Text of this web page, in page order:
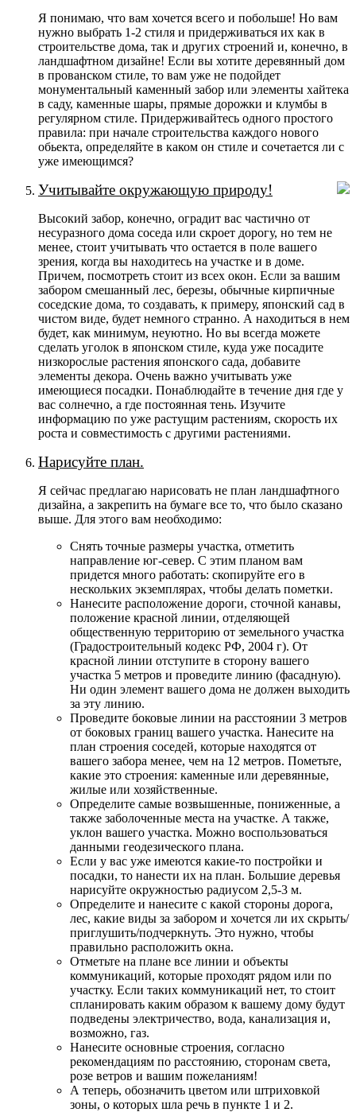
Я понимаю, что вам хочется всего и побольше! Но вам
нужно выбрать 1-2 стиля и придерживаться их как в
строительстве дома, так и других строений и, конечно, в
ландшафтном дизайне! Если вы хотите деревянный дом
в прованском стиле, то вам уже не подойдет
монументальный каменный забор или элементы хайтека
в саду, каменные шары, прямые дорожки и клумбы в
регулярном стиле. Придерживайтесь одного простого
правила: при начале строительства каждого нового
обьекта, определяйте в каком он стиле и сочетается ли с
уже имеющимся?
Учитывайте окружающую природу!
Высокий забор, конечно, оградит вас частично от
несуразного дома соседа или скроет дорогу, но тем не
менее, стоит учитывать что остается в поле вашего
зрения, когда вы находитесь на участке и в доме.
Причем, посмотреть стоит из всех окон. Если за вашим
забором смешанный лес, березы, обычные кирпичные
соседские дома, то создавать, к примеру, японский сад в
чистом виде, будет немного странно. А находиться в нем
будет, как минимум, неуютно. Но вы всегда можете
сделать уголок в японском стиле, куда уже посадите
низкорослые растения японского сада, добавите
элементы декора. Очень важно учитывать уже
имеющиеся посадки. Понаблюдайте в течение дня где у
вас солнечно, а где постоянная тень. Изучите
информацию по уже растущим растениям, скорость их
роста и совместимость с другими растениями.
Нарисуйте план.
Я сейчас предлагаю нарисовать не план ландшафтного
дизайна, а закрепить на бумаге все то, что было сказано
выше. Для этого вам необходимо:
Снять точные размеры участка, отметить
направление юг-север. С этим планом вам
придется много работать: скопируйте его в
нескольких экземплярах, чтобы делать пометки.
Нанесите расположение дороги, сточной канавы,
положение красной линии, отделяющей
общественную территорию от земельного участка
(Градостроительный кодекс РФ, 2004 г). От
красной линии отступите в сторону вашего
участка 5 метров и проведите линию (фасадную).
Ни один элемент вашего дома не должен выходить
за эту линию.
Проведите боковые линии на расстоянии 3 метров
от боковых границ вашего участка. Нанесите на
план строения соседей, которые находятся от
вашего забора менее, чем на 12 метров. Пометьте,
какие это строения: каменные или деревянные,
жилые или хозяйственные.
Определите самые возвышенные, пониженные, а
также заболоченные места на участке. А также,
уклон вашего участка. Можно воспользоваться
данными геодезического плана.
Если у вас уже имеются какие-то постройки и
посадки, то нанести их на план. Большие деревья
нарисуйте окружностью радиусом 2,5-3 м.
Определите и нанесите с какой стороны дорога,
лес, какие виды за забором и хочется ли их скрыть/
приглушить/подчеркнуть. Это нужно, чтобы
правильно расположить окна.
Отметьте на плане все линии и объекты
коммуникаций, которые проходят рядом или по
участку. Если таких коммуникаций нет, то стоит
спланировать каким образом к вашему дому будут
подведены электричество, вода, канализация и,
возможно, газ.
Нанесите основные строения, согласно
рекомендациям по расстоянию, сторонам света,
розе ветров и вашим пожеланиям!
А теперь, обозначить цветом или штриховкой
зоны, о которых шла речь в пункте 1 и 2.